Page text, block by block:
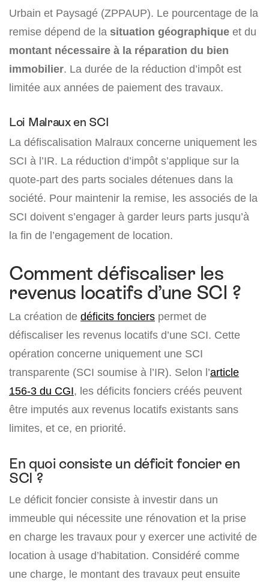
Urbain et Paysagé (ZPPAUP). Le pourcentage de la
remise dépend de la situation géographique et du
montant nécessaire à la réparation du bien
immobilier. La durée de la réduction d’impôt est
limitée aux années de paiement des travaux.
Loi Malraux en SCI
La défiscalisation Malraux concerne uniquement les
SCI à l’IR. La réduction d’impôt s’applique sur la
quote-part des parts sociales détenues dans la
société. Pour maintenir la remise, les associés de la
SCI doivent s’engager à garder leurs parts jusqu’à
la fin de l’engagement de location.
Comment défiscaliser les
revenus locatifs d’une SCI ?
La création de déficits fonciers permet de
défiscaliser les revenus locatifs d’une SCI. Cette
opération concerne uniquement une SCI
transparente (SCI soumise à l’IR). Selon l’article
156-3 du CGI, les déficits fonciers créés peuvent
être imputés aux revenus locatifs existants sans
limites, et ce, en priorité.
En quoi consiste un déficit foncier en
SCI ?
Le déficit foncier consiste à investir dans un
immeuble qui nécessite une rénovation et la prise
en charge les travaux pour y exercer une activité de
location à usage d’habitation. Considéré comme
une charge, le montant des travaux peut ensuite